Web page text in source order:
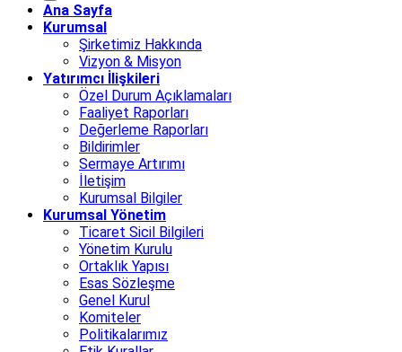
Ana Sayfa
Kurumsal
Şirketimiz Hakkında
Vizyon & Misyon
Yatırımcı İlişkileri
Özel Durum Açıklamaları
Faaliyet Raporları
Değerleme Raporları
Bildirimler
Sermaye Artırımı
İletişim
Kurumsal Bilgiler
Kurumsal Yönetim
Ticaret Sicil Bilgileri
Yönetim Kurulu
Ortaklık Yapısı
Esas Sözleşme
Genel Kurul
Komiteler
Politikalarımız